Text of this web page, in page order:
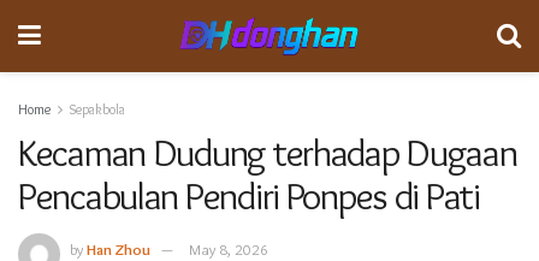
Home Sepakbola
Kecaman Dudung terhadap Dugaan
Pencabulan Pendiri Ponpes di Pati
byHan Zhou May 8, 2026